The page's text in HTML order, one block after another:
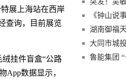
展上海站在西岸
查询，目前展览
绒挂件盲盒“公路
App数据显示，
《钟山说
湖南御福
大同市城
鲁能集团